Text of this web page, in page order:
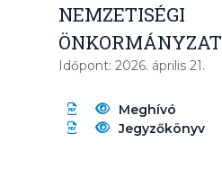
NEMZETISÉGI
ÖNKORMÁNYZAT
Időpont: 2026. április 21.
Meghívó
Jegyzőkönyv